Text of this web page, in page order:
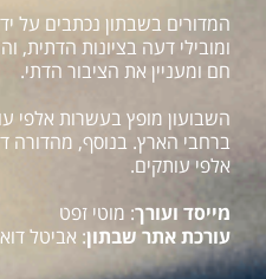
המדורים בשבתון נכתבים על
ומובילי דעה בציונות הדתית,
חם ומעניין את הציבור הדתי.
ברחבי הארץ. בנוסף, מהדורה
אלפי עותקים.
מייסד ועורך: מוטי זפט
עורכת אתר שבתון: אביטל